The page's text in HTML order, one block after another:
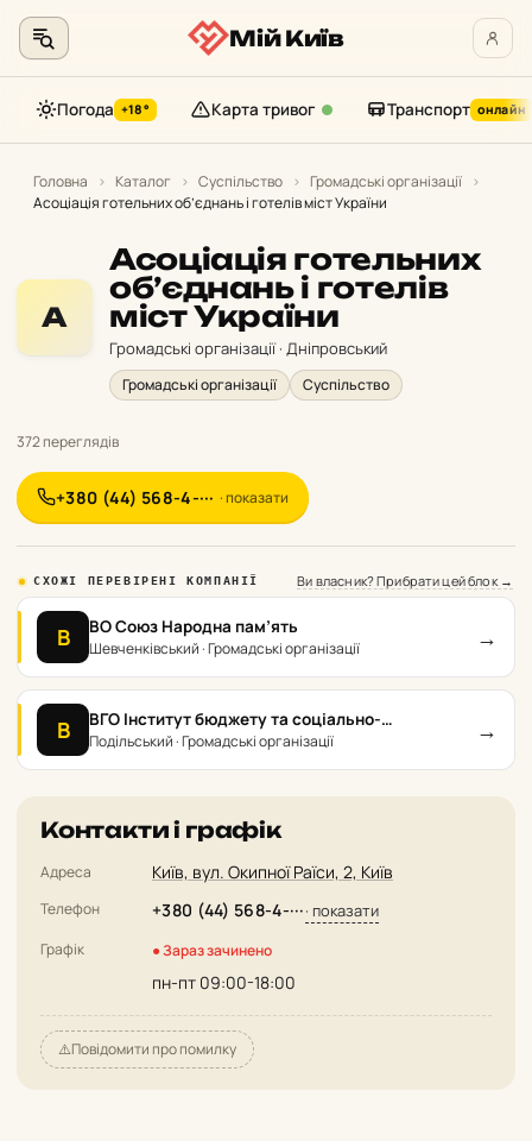
контенту
Мій Київ
Погода +18° Карта тривог Транспорт онлайн
Головна › Каталог › Суспільство › Громадські організації ›
Асоціація готельних об’єднань і готелів міст України
А
Асоціація готельних
об’єднань і готелів
міст України
Громадські організації · Дніпровський
Громадські організації Суспільство
372 переглядів
+380 (44) 568-4-··· · показати
СХОЖІ ПЕРЕВІРЕНІ КОМПАНІЇ Ви власник? Прибрати цей блок →
В ВО Союз Народна пам’ять
Шевченківський · Громадські організації →
В
ВГО Інститут бюджету та соціально-
економічних досліджень
Подільський · Громадські організації →
Контакти і графік
Адреса Київ, вул. Окипної Раїси, 2, Київ
Телефон +380 (44) 568-4-···· показати
Графік ● Зараз зачинено
пн-пт 09:00-18:00
⚠️Повідомити про помилку